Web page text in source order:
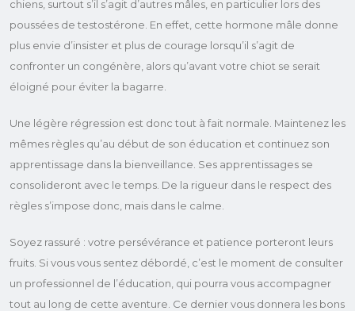
chiens, surtout s’il s’agit d’autres mâles, en particulier lors des
poussées de testostérone. En effet, cette hormone mâle donne
plus envie d’insister et plus de courage lorsqu’il s’agit de
confronter un congénère, alors qu’avant votre chiot se serait
éloigné pour éviter la bagarre.
Une légère régression est donc tout à fait normale. Maintenez les
mêmes règles qu’au début de son éducation et continuez son
apprentissage dans la bienveillance. Ses apprentissages se
consolideront avec le temps. De la rigueur dans le respect des
règles s’impose donc, mais dans le calme.
Soyez rassuré : votre persévérance et patience porteront leurs
fruits. Si vous vous sentez débordé, c’est le moment de consulter
un professionnel de l’éducation, qui pourra vous accompagner
tout au long de cette aventure. Ce dernier vous donnera les bons